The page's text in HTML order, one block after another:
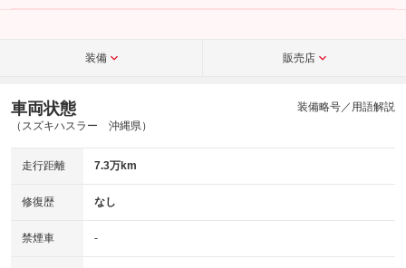
こちら
装備 販売店
車両状態
（スズキハスラー 沖縄県）
装備略号／用語解説
走行距離 7.3万km
修復歴 なし
禁煙車 -